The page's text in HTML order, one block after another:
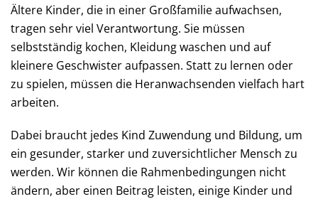
Ältere Kinder, die in einer Großfamilie aufwachsen,
tragen sehr viel Verantwortung. Sie müssen
selbstständig kochen, Kleidung waschen und auf
kleinere Geschwister aufpassen. Statt zu lernen oder
zu spielen, müssen die Heranwachsenden vielfach hart
arbeiten.
Dabei braucht jedes Kind Zuwendung und Bildung, um
ein gesunder, starker und zuversichtlicher Mensch zu
werden. Wir können die Rahmenbedingungen nicht
ändern, aber einen Beitrag leisten, einige Kinder und